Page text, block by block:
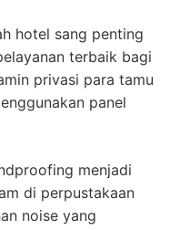
hotel sang penting
terbaik bagi
privasi para tamu
panel
menjadi
di perpustakaan
noise yang